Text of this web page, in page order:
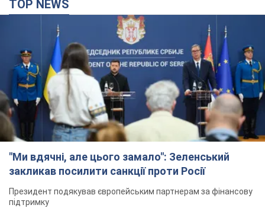
TOP NEWS
"Ми вдячні, але цього замало": Зеленський
закликав посилити санкції проти Росії
Президент подякував європейським партнерам за фінансову
підтримку